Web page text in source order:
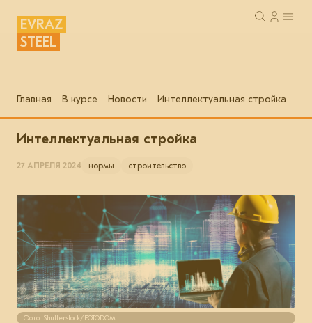
EVRAZ
STEEL
Главная В курсе Новости Интеллектуальная стройка
Интеллектуальная стройка
27 АПРЕЛЯ 2024 нормы строительство
Фото: Shutterstock/FOTODOM